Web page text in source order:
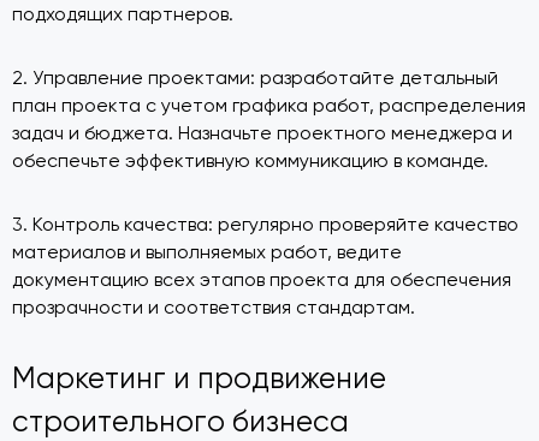
подходящих партнеров.
2. Управление проектами: разработайте детальный
план проекта с учетом графика работ, распределения
задач и бюджета. Назначьте проектного менеджера и
обеспечьте эффективную коммуникацию в команде.
3. Контроль качества: регулярно проверяйте качество
материалов и выполняемых работ, ведите
документацию всех этапов проекта для обеспечения
прозрачности и соответствия стандартам.
Маркетинг и продвижение
строительного бизнеса